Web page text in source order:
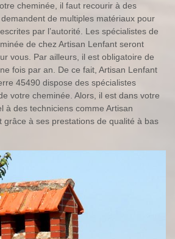
cheminée, il faut recourir à des
de multiples matériaux pour
par l’autorité. Les spécialistes de
de chez Artisan Lenfant seront
vous. Par ailleurs, il est obligatoire de
fois par an. De ce fait, Artisan Lenfant
45490 dispose des spécialistes
votre cheminée. Alors, il est dans votre
à des techniciens comme Artisan
grâce à ses prestations de qualité à bas